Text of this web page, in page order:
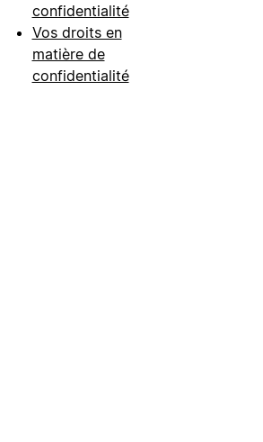
confidentialité
Vos droits en
matière de
confidentialité